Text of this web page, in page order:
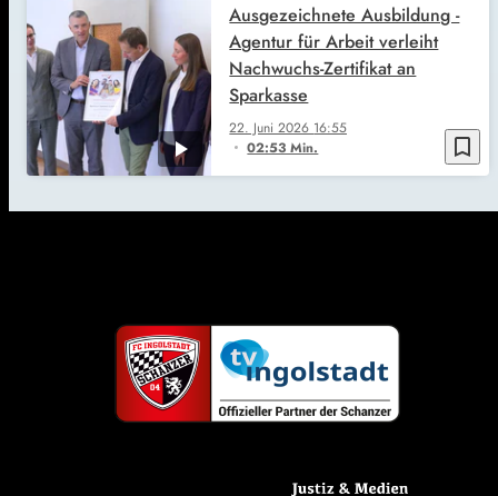
bookmark_border
22. Juni 2026 16:55
02:53 Min.
Ausgezeichnete Ausbildung -
Agentur für Arbeit verleiht
Nachwuchs-Zertifikat an
Sparkasse